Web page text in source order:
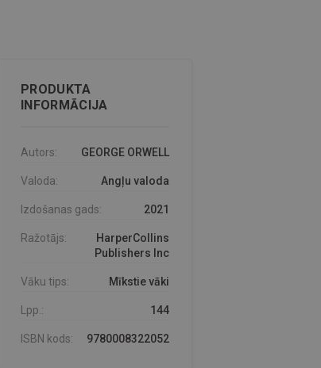
PRODUKTA
INFORMĀCIJA
Autors: GEORGE ORWELL
Valoda: Angļu valoda
Izdošanas gads: 2021
Ražotājs:
HarperCollins
Publishers Inc
Vāku tips: Mīkstie vāki
Lpp.: 144
ISBN kods: 9780008322052